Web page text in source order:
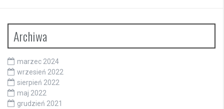
Archiwa
marzec 2024
wrzesień 2022
sierpień 2022
maj 2022
grudzień 2021